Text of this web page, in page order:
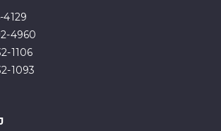
4129
4960
1106
1093